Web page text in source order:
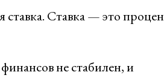
Ставка — это
не стабилен, и